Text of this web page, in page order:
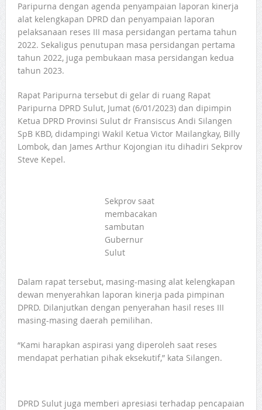
Paripurna dengan agenda penyampaian laporan kinerja
alat kelengkapan DPRD dan penyampaian laporan
pelaksanaan reses III masa persidangan pertama tahun
2022. Sekaligus penutupan masa persidangan pertama
tahun 2022, juga pembukaan masa persidangan kedua
tahun 2023.
Rapat Paripurna tersebut di gelar di ruang Rapat
Paripurna DPRD Sulut, Jumat (6/01/2023) dan dipimpin
Ketua DPRD Provinsi Sulut dr Fransiscus Andi Silangen
SpB KBD, didampingi Wakil Ketua Victor Mailangkay, Billy
Lombok, dan James Arthur Kojongian itu dihadiri Sekprov
Steve Kepel.
Sekprov saat
membacakan
sambutan
Gubernur
Sulut
Dalam rapat tersebut, masing-masing alat kelengkapan
dewan menyerahkan laporan kinerja pada pimpinan
DPRD. Dilanjutkan dengan penyerahan hasil reses III
masing-masing daerah pemilihan.
“Kami harapkan aspirasi yang diperoleh saat reses
mendapat perhatian pihak eksekutif,” kata Silangen.
DPRD Sulut juga memberi apresiasi terhadap pencapaian